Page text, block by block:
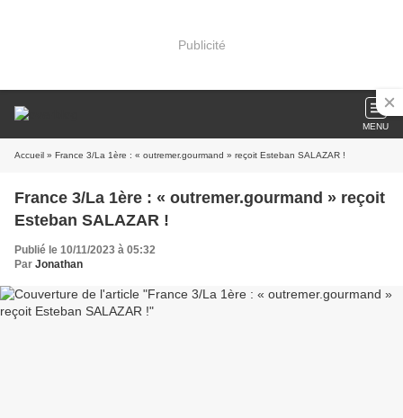
Publicité
MENU
Accueil » France 3/La 1ère : « outremer.gourmand » reçoit Esteban SALAZAR !
France 3/La 1ère : « outremer.gourmand » reçoit
Esteban SALAZAR !
Publié le 10/11/2023 à 05:32
Par Jonathan